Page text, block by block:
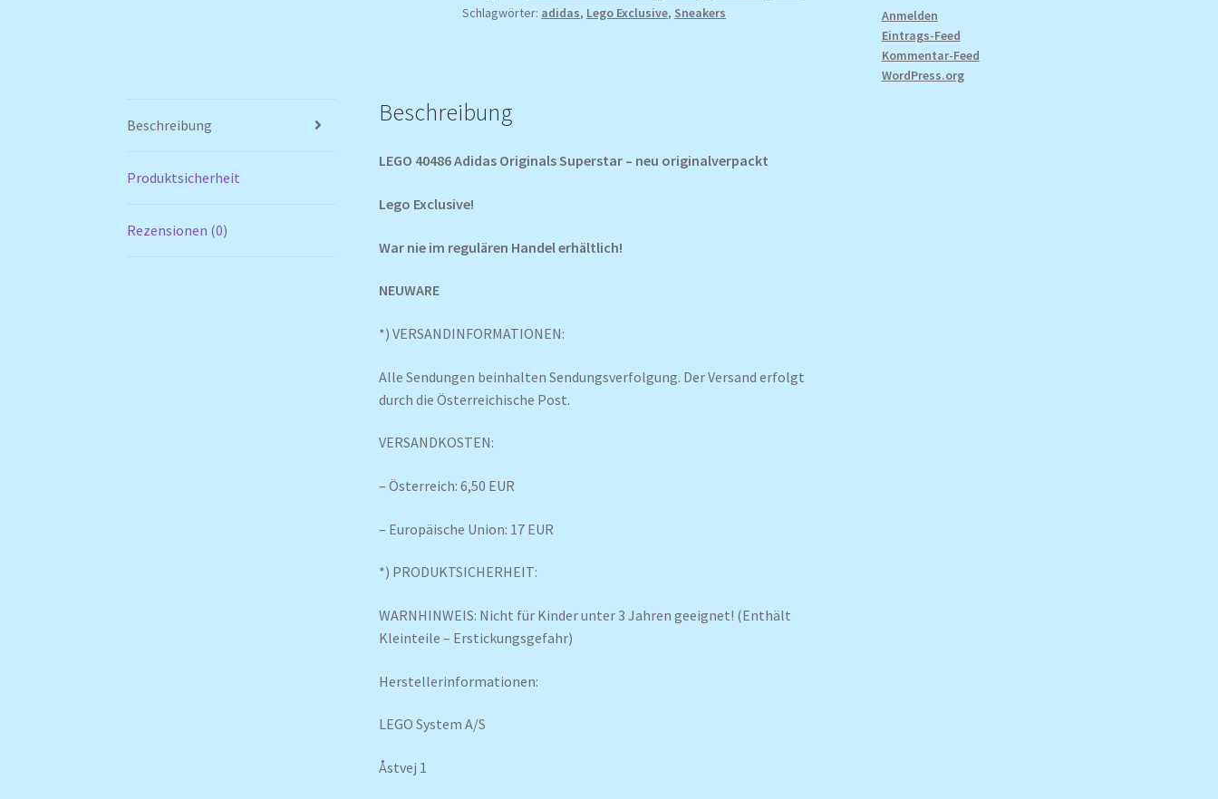
neu
Schlagwörter: adidas, Lego Exclusive, Sneakers
Beschreibung
Produktsicherheit
Rezensionen (0)
Beschreibung
LEGO 40486 Adidas Originals Superstar – neu originalverpackt
Lego Exclusive!
War nie im regulären Handel erhältlich!
NEUWARE
*) VERSANDINFORMATIONEN:
Alle Sendungen beinhalten Sendungsverfolgung. Der Versand erfolgt
durch die Österreichische Post.
VERSANDKOSTEN:
– Österreich: 6,50 EUR
– Europäische Union: 17 EUR
*) PRODUKTSICHERHEIT:
WARNHINWEIS: Nicht für Kinder unter 3 Jahren geeignet! (Enthält
Kleinteile – Erstickungsgefahr)
Herstellerinformationen:
LEGO System A/S
Åstvej 1
Anmelden
Eintrags-Feed
Kommentar-Feed
WordPress.org